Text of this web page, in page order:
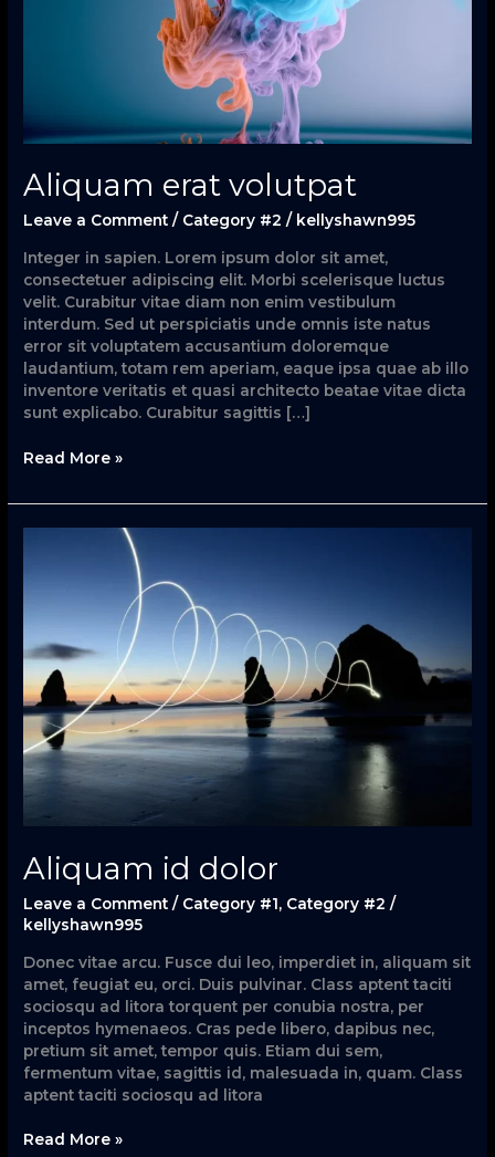
Aliquam erat volutpat
Leave a Comment / Category #2 / kellyshawn995
Integer in sapien. Lorem ipsum dolor sit amet,
consectetuer adipiscing elit. Morbi scelerisque luctus
velit. Curabitur vitae diam non enim vestibulum
interdum. Sed ut perspiciatis unde omnis iste natus
error sit voluptatem accusantium doloremque
laudantium, totam rem aperiam, eaque ipsa quae ab illo
inventore veritatis et quasi architecto beatae vitae dicta
sunt explicabo. Curabitur sagittis […]
Read More »
Aliquam id dolor
Leave a Comment / Category #1, Category #2 /
kellyshawn995
Donec vitae arcu. Fusce dui leo, imperdiet in, aliquam sit
amet, feugiat eu, orci. Duis pulvinar. Class aptent taciti
sociosqu ad litora torquent per conubia nostra, per
inceptos hymenaeos. Cras pede libero, dapibus nec,
pretium sit amet, tempor quis. Etiam dui sem,
fermentum vitae, sagittis id, malesuada in, quam. Class
aptent taciti sociosqu ad litora
Read More »